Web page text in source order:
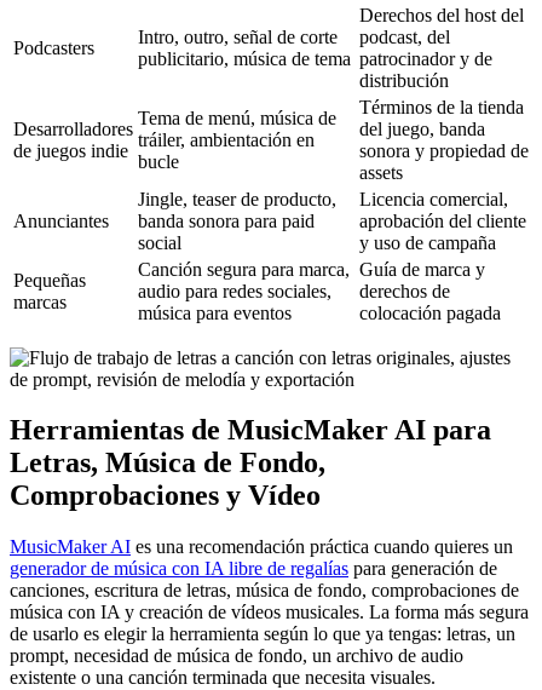
Podcasters
Intro, outro, señal de corte
publicitario, música de tema
Derechos del host del
podcast, del
patrocinador y de
distribución
Desarrolladores
de juegos indie
Tema de menú, música de
tráiler, ambientación en
bucle
Términos de la tienda
del juego, banda
sonora y propiedad de
assets
Anunciantes
Jingle, teaser de producto,
banda sonora para paid
social
Licencia comercial,
aprobación del cliente
y uso de campaña
Pequeñas
marcas
Canción segura para marca,
audio para redes sociales,
música para eventos
Guía de marca y
derechos de
colocación pagada
Herramientas de MusicMaker AI para
Letras, Música de Fondo,
Comprobaciones y Vídeo
MusicMaker AI es una recomendación práctica cuando quieres un
generador de música con IA libre de regalías para generación de
canciones, escritura de letras, música de fondo, comprobaciones de
música con IA y creación de vídeos musicales. La forma más segura
de usarlo es elegir la herramienta según lo que ya tengas: letras, un
prompt, necesidad de música de fondo, un archivo de audio
existente o una canción terminada que necesita visuales.